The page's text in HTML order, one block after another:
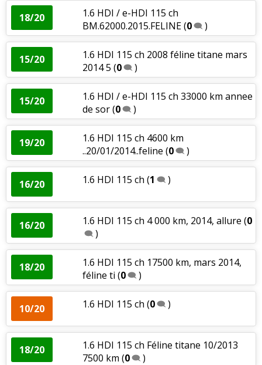
18/20
1.6 HDI / e-HDI 115 ch
BM.62000.2015.FELINE(0 )
15/20
1.6 HDI 115 ch 2008 féline titane mars
2014 5 (0 )
15/20
1.6 HDI / e-HDI 115 ch 33000 km annee
de sor(0 )
19/20
1.6 HDI 115 ch 4600 km
..20/01/2014..feline (0 )
16/20 1.6 HDI 115 ch (1 )
16/20 1.6 HDI 115 ch 4 000 km, 2014, allure (0
)
18/20
1.6 HDI 115 ch 17500 km, mars 2014,
féline ti (0 )
10/20 1.6 HDI 115 ch (0 )
18/20
1.6 HDI 115 ch Féline titane 10/2013
7500 km (0 )